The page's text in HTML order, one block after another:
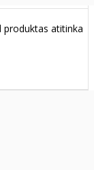
produktas atitinka